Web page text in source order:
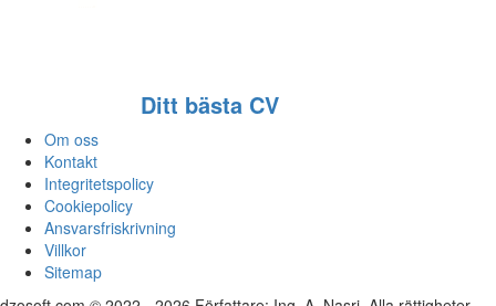
Ditt bästa CV
Om oss
Kontakt
Integritetspolicy
Cookiepolicy
Ansvarsfriskrivning
Villkor
Sitemap